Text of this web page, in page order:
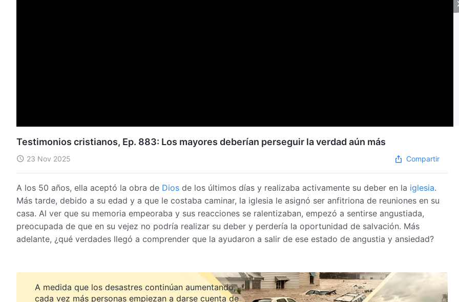
Testimonios cristianos, Ep. 883: Los mayores deberían perseguir la verdad aún más
23 Nov 2025 Compartir
A los 50 años, ella aceptó la obra de Dios de los últimos días y realizaba activamente su deber en la iglesia.
Más tarde, debido a su edad y a que le costaba caminar, la iglesia le asignó ser anfitriona de reuniones en su
casa. Al ver que su memoria empeoraba y sus reacciones se ralentizaban, empezó a sentirse angustiada,
preocupada de que en su vejez no podría realizar su deber y perdería la oportunidad de salvación. Más
adelante, ¿qué verdades llegó a comprender que la ayudaron a salir de ese estado de angustia y ansiedad?
A medida que los desastres continúan aumentando,
cada vez más personas empiezan a darse cuenta de